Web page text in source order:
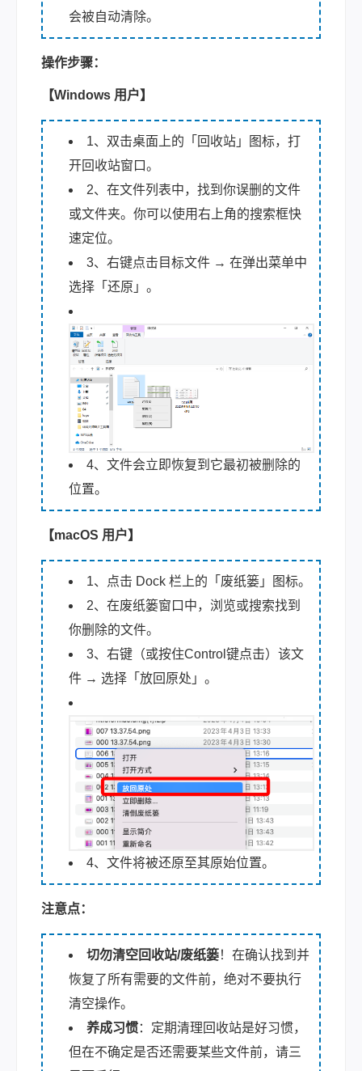
会被自动清除。
操作步骤：
【Windows 用户】
1、双击桌面上的「回收站」图标，打
开回收站窗口。
2、在文件列表中，找到你误删的文件
或文件夹。你可以使用右上角的搜索框快
速定位。
3、右键点击目标文件 → 在弹出菜单中
选择「还原」。
4、文件会立即恢复到它最初被删除的
位置。
【macOS 用户】
1、点击 Dock 栏上的「废纸篓」图标。
2、在废纸篓窗口中，浏览或搜索找到
你删除的文件。
3、右键（或按住Control键点击）该文
件 → 选择「放回原处」。
4、文件将被还原至其原始位置。
注意点：
切勿清空回收站/废纸篓！在确认找到并
恢复了所有需要的文件前，绝对不要执行
清空操作。
养成习惯：定期清理回收站是好习惯，
但在不确定是否还需要某些文件前，请三